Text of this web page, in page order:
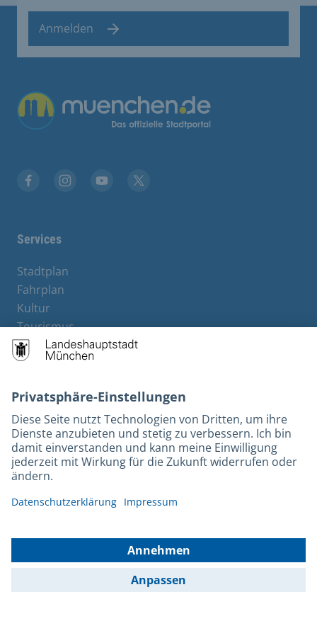
Anmelden
Übergreifende Links
Services
Stadtplan
Fahrplan
Kultur
Tourismus
M-Strom
Bürgerservice
Rechtliches und Kontakt
Barrierefreiheit
Leichte Sprache
Gebärdensprache
Kontakt